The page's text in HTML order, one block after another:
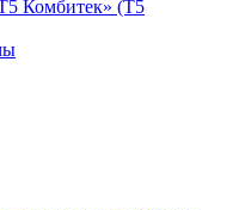
Комбитек» (T5